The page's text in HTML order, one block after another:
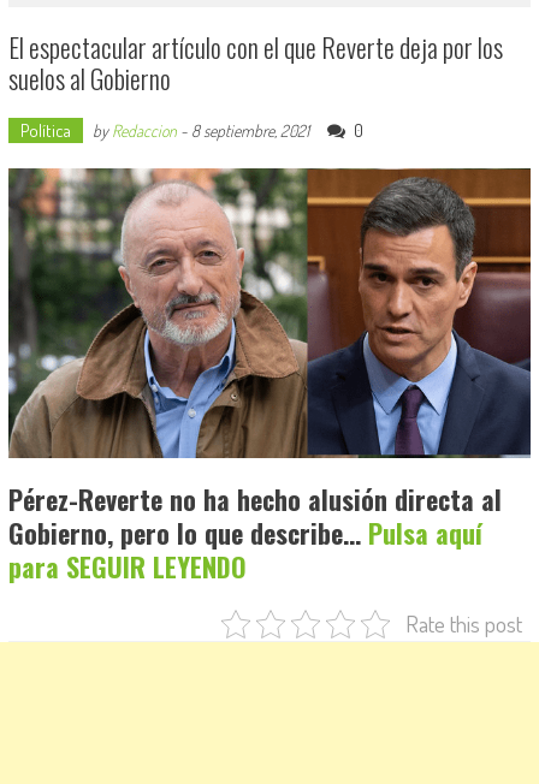
El espectacular artículo con el que Reverte deja por los
suelos al Gobierno
Política byRedaccion- 8 septiembre, 2021 0
Pérez-Reverte no ha hecho alusión directa al
Gobierno, pero lo que describe… Pulsa aquí
para SEGUIR LEYENDO
Rate this post